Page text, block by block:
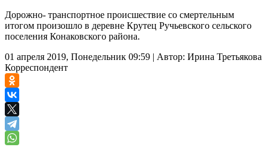
Дорожно- транспортное происшествие со смертельным
итогом произошло в деревне Крутец Ручьевского сельского
поселения Конаковского района.
01 апреля 2019, Понедельник 09:59 | Автор: Ирина Третьякова
Корреспондент